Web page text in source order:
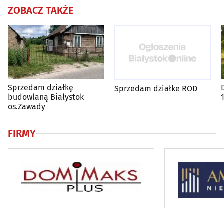
ZOBACZ TAKŻE
Sprzedam działkę
budowlaną Białystok
os.Zawady
Sprzedam działke ROD
FIRMY